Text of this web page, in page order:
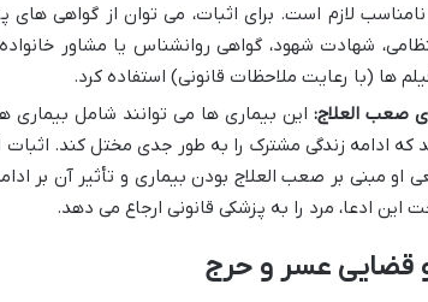
نامناسب لازم است. برای اثبات، می توان از گواهی
شهادت شهود، گواهی روانشناس یا مشاور
ها (با رعایت ملاحظات قانونی) استفاده کرد.
صعب العلاج:این بیماری ها می توانند شامل بیماری
که ادامه زندگی مشترک را به طور جدی مختل کند. اثبات
بر صعب العلاج بودن بیماری و تأثیر آن بر
ادعا، مرد را به پزشکی قانونی ارجاع می دهد.
قضایی عسر و حرج